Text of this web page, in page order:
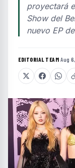
proyectará
Show del
nuevo EP
EDITORIAL TEAM·Aug